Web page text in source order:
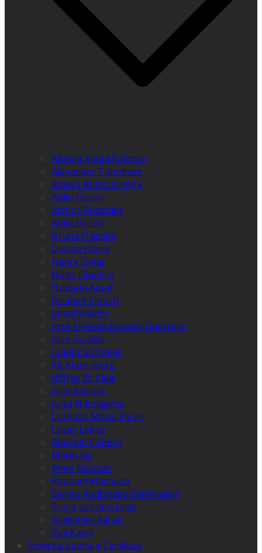
Ahmed Abdul Rahman
Alexander Tuboltsev
Amaya Rubio Ortega
Atilio Borón
Arthur González
Atilio Borón
Bruna Fracolla
Declan Hayes
Henry Omar
Hugo Dionísio
Hussein Assaf
Ibrahim Aloush
Jamal Wakim
José Ernesto Nováez Guerrero
José Goulão
Juanlu González
Kit Klarenberg
Jeffrey St. Clair
Julia Kassem
Julya Nikolaevna
Lorenzo Maria Pacini
Lucas Leiroz
Marcelo Colussi
Matin Jay
Pepe Escobar
Raphael Machado
Sergio Rodríguez Gelfenstein
Sonja van den Ende
Suleyman Karan
Vali Kaleji
América Latina e Caraíbas